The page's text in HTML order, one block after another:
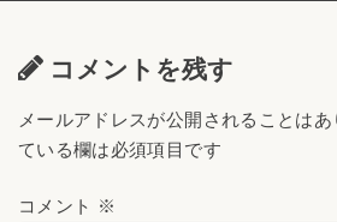
コメントを残す
メールアドレスが公開されることはあ
ている欄は必須項目です
コメント ※